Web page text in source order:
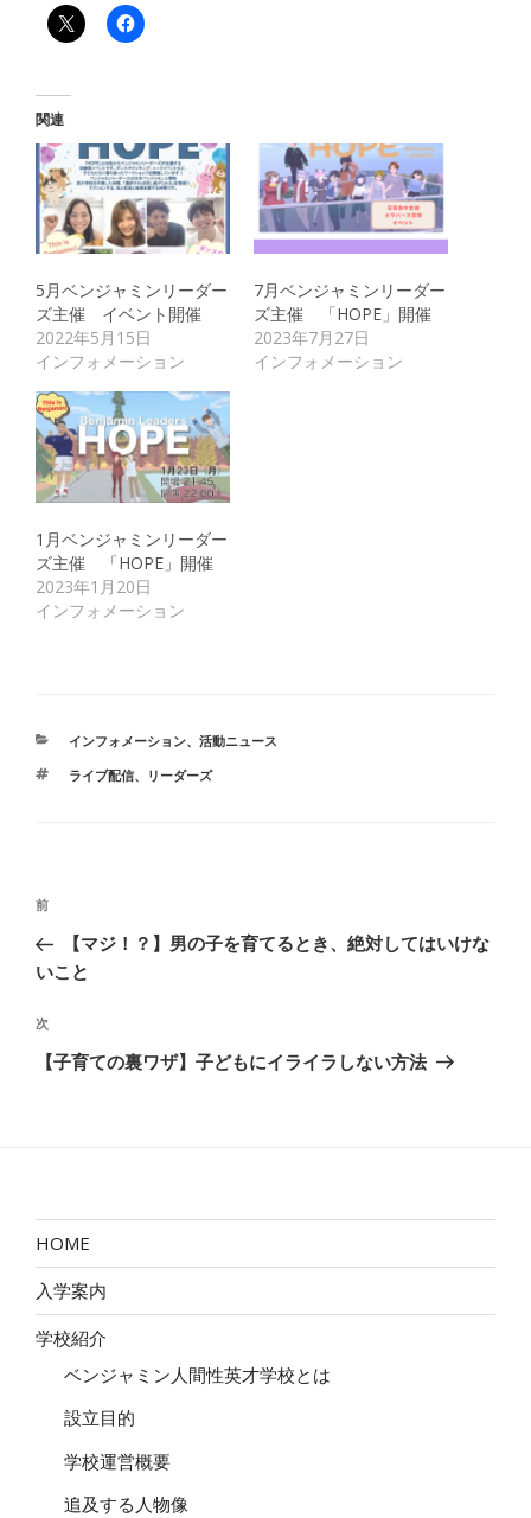
関連
5月ベンジャミンリーダー
ズ主催 イベント開催
2022年5月15日
インフォメーション
7月ベンジャミンリーダー
ズ主催 「HOPE」開催
2023年7月27日
インフォメーション
1月ベンジャミンリーダー
ズ主催 「HOPE」開催
2023年1月20日
インフォメーション
カ
ゴ
インフォメーション、 活動ニュース
タ
ライブ配信、 リーダーズ
投
ナ
ゲ
ー
前
の
投
前
【マジ！？】男の子を育てるとき、絶対してはいけな
いこと
次
の
次
【子育ての裏ワザ】子どもにイライラしない方法
HOME
入学案内
学校紹介
ベンジャミン人間性英才学校とは
設立目的
学校運営概要
追及する人物像